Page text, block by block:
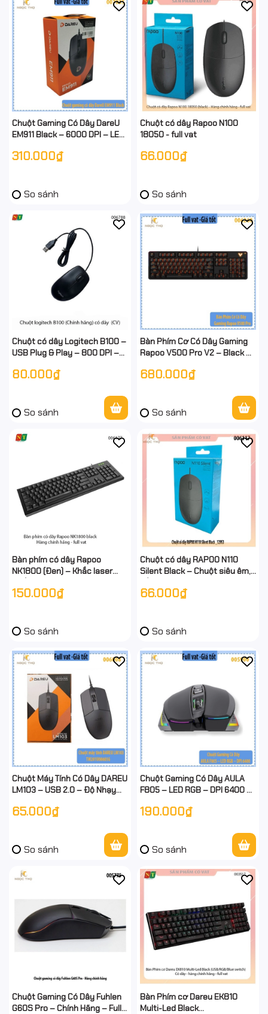
Chuột Gaming Có Dây DareU
EM911 Black – 6000 DPI – LED
Hãng – Full VAT
310.000₫
So sánh
Chuột có dây Rapoo N100
18050 - full vat
66.000₫
So sánh
Chuột có dây Logitech B100 –
USB Plug & Play – 800 DPI –
80.000₫
So sánh
Bàn Phím Cơ Có Dây Gaming
Rapoo V500 Pro V2 – Black –
Phím – Hàng Chính Hãng - full
680.000₫
So sánh
Bàn phím có dây Rapoo
NK1800 (Đen) – Khắc laser
– Full VAT
150.000₫
So sánh
Chuột có dây RAPOO N110
Silent Black – Chuột siêu êm,
66.000₫
So sánh
Chuột Máy Tính Có Dây DAREU
LM103 – USB 2.0 – Độ Nhạy
Chính Hãng – Full VAT
65.000₫
So sánh
Chuột Gaming Có Dây AULA
F805 – LED RGB – DPI 6400 –
Hãng – Full VAT – BH 24T
190.000₫
So sánh
Chuột Gaming Có Dây Fuhlen
G60S Pro – Chính Hãng – Full
Bàn Phím cơ Dareu EK810
Multi-Led Black